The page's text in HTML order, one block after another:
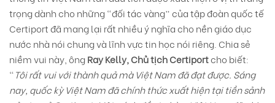
trọng dành cho những “đối tác vàng” của tập đoàn quốc tế
Certiport đã mang lại rất nhiều ý nghĩa cho nền giáo dục
nước nhà nói chung và lĩnh vực tin học nói riêng. Chia sẻ
niềm vui này, ôngRay Kelly, Chủ tịch Certiportcho biết:
“Tôi rất vui với thành quả mà Việt Nam đã đạt được. Sáng
nay, quốc kỳ Việt Nam đã chính thức xuất hiện tại tiền sảnh